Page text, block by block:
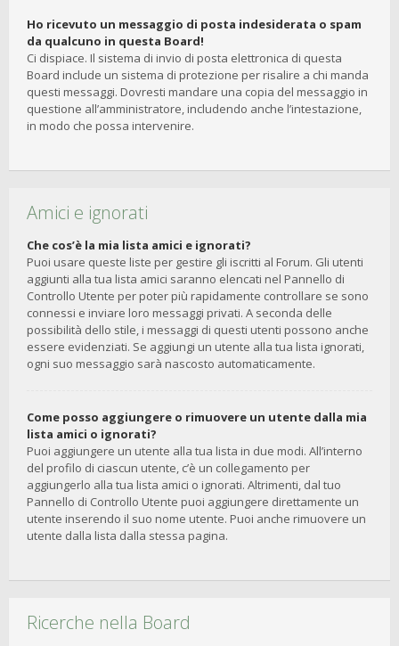
Ho ricevuto un messaggio di posta indesiderata o spam
da qualcuno in questa Board!
Ci dispiace. Il sistema di invio di posta elettronica di questa
Board include un sistema di protezione per risalire a chi manda
questi messaggi. Dovresti mandare una copia del messaggio in
questione all’amministratore, includendo anche l’intestazione,
in modo che possa intervenire.
Amici e ignorati
Che cos’è la mia lista amici e ignorati?
Puoi usare queste liste per gestire gli iscritti al Forum. Gli utenti
aggiunti alla tua lista amici saranno elencati nel Pannello di
Controllo Utente per poter più rapidamente controllare se sono
connessi e inviare loro messaggi privati. A seconda delle
possibilità dello stile, i messaggi di questi utenti possono anche
essere evidenziati. Se aggiungi un utente alla tua lista ignorati,
ogni suo messaggio sarà nascosto automaticamente.
Come posso aggiungere o rimuovere un utente dalla mia
lista amici o ignorati?
Puoi aggiungere un utente alla tua lista in due modi. All’interno
del profilo di ciascun utente, c’è un collegamento per
aggiungerlo alla tua lista amici o ignorati. Altrimenti, dal tuo
Pannello di Controllo Utente puoi aggiungere direttamente un
utente inserendo il suo nome utente. Puoi anche rimuovere un
utente dalla lista dalla stessa pagina.
Ricerche nella Board